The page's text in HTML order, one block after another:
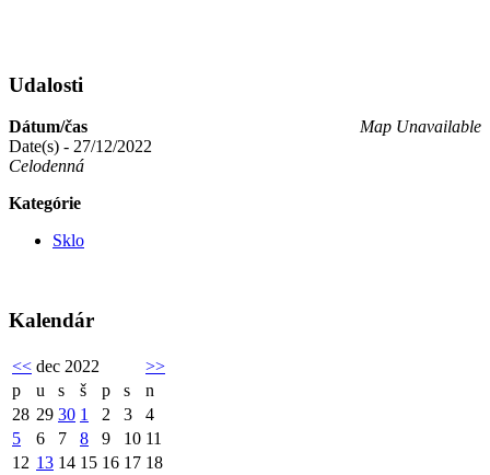
Udalosti
Map Unavailable
Dátum/čas
Date(s) - 27/12/2022
Celodenná
Kategórie
Sklo
Kalendár
<< dec 2022
>>
p
u s š p s
n
28 29 30 1 2 3
4
5
6 7 8 9 10 11
12 13 14 15 16 17 18